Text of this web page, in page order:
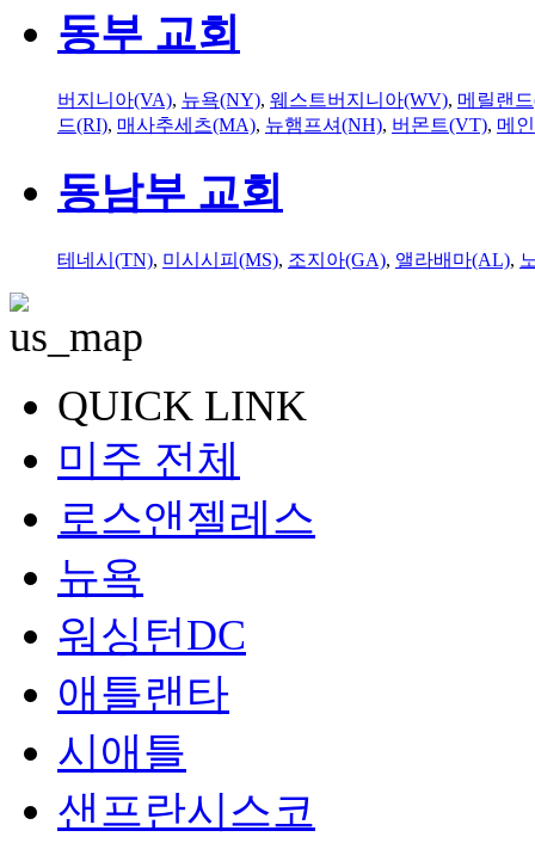
동부 교회
버지니아(VA), 뉴욕(NY), 웨스트버지니아(WV), 메릴랜
드(RI), 매사추세츠(MA), 뉴햄프셔(NH), 버몬트(VT), 메
동남부 교회
테네시(TN), 미시시피(MS), 조지아(GA), 앨라배마(AL),
QUICK LINK
미주 전체
로스앤젤레스
뉴욕
워싱턴DC
애틀랜타
시애틀
샌프란시스코